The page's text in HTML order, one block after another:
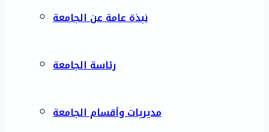
نبذة عامة عن الجامعة
رئاسة الجامعة
مديريات وأقسام الجامعة